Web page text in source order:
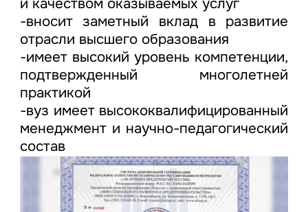
-вносит заметный вклад в развитие
отрасли высшего образования
-имеет высокий уровень компетенции,
подтвержденный многолетней
практикой
-вуз имеет высококвалифицированный
менеджмент и научно-педагогический
состав